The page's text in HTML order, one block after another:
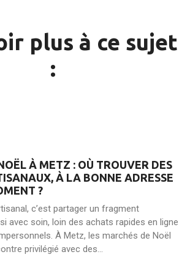
plus à ce sujet
:
À METZ : OÙ TROUVER DES
À LA BONNE ADRESSE
?
c’est partager un fragment
avec soin, loin des achats rapides en ligne
À Metz, les marchés de Noël
privilégié avec des...